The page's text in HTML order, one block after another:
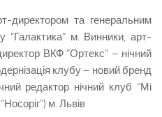
директором та генеральним
м. Винники, арт-
ВКФ “Ортекс” – нічний
клубу – новий бренд
редактор нічний клуб “Мі
м. Львів